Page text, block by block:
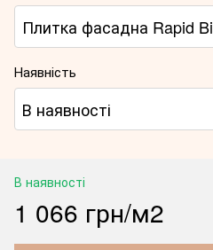
Наявність
В наявності
В наявності
1 066 грн/м2